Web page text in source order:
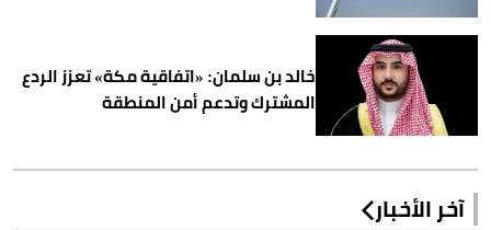
خالد بن سلمان: «اتفاقية مكة» تعزز الردع
المشترك وتدعم أمن المنطقة
آخر الأخبار